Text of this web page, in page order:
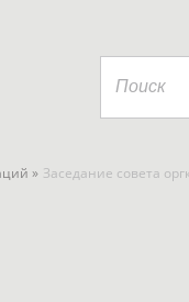
» Заседание совета